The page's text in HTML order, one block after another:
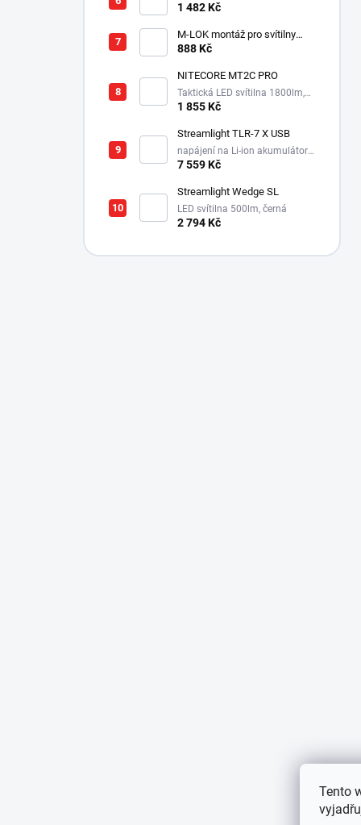
Tento
taktická svítilna, 350 lm, 160
1 482 Kč
M-LOK montáž pro svítilny
Streamlight Rail Mount
888 Kč
NITECORE MT2C PRO
Taktická LED svítilna 1800lm,
1x18650, 3600mAh, USB-C
1 855 Kč
Streamlight TLR-7 X USB
napájení na Li-ion akumulátor,
725 lm / 550 lm
7 559 Kč
Streamlight Wedge SL
LED svítilna 500lm, černá
2 794 Kč